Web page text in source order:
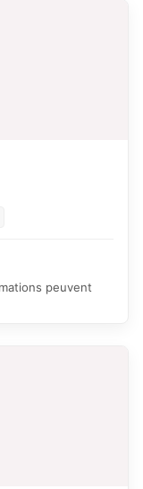
peuvent